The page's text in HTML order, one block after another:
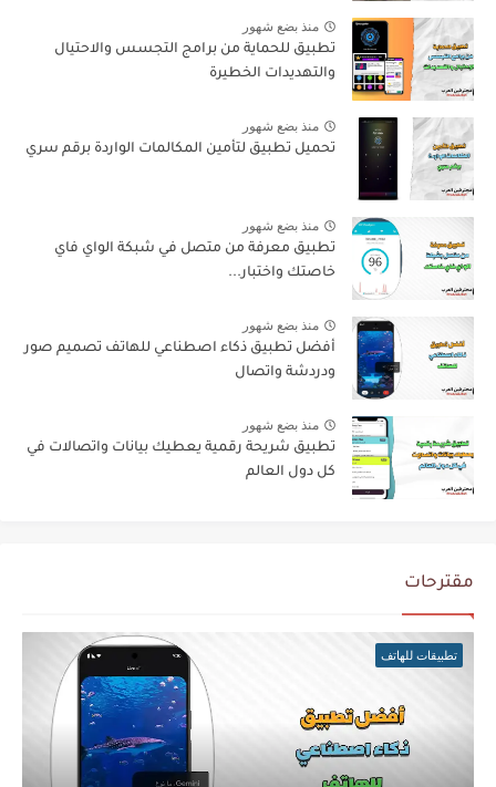
منذ بضع شهور
تطبيق للحماية من برامج التجسس والاحتيال
والتهديدات الخطيرة
منذ بضع شهور
تحميل تطبيق لتأمين المكالمات الواردة برقم سري
منذ بضع شهور
تطبيق معرفة من متصل في شبكة الواي فاي
خاصتك واختبار...
منذ بضع شهور
أفضل تطبيق ذكاء اصطناعي للهاتف تصميم صور
ودردشة واتصال
منذ بضع شهور
تطبيق شريحة رقمية يعطيك بيانات واتصالات في
كل دول العالم
مقترحات
تطبيقات للهاتف